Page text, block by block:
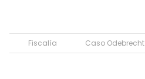
Fiscalía Caso Odebrecht